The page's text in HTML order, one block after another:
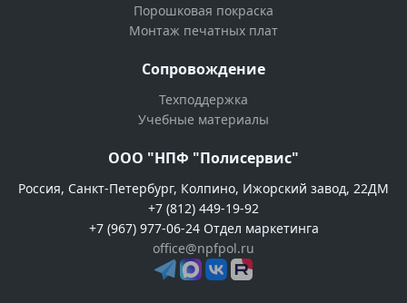
Порошковая покраска
Монтаж печатных плат
Сопровождение
Техподдержка
Учебные материалы
ООО "НПФ "Полисервис"
Россия, Санкт-Петербург, Колпино, Ижорский завод, 22ДМ
+7 (812) 449-19-92
+7 (967) 977-06-24 Отдел маркетинга
office@npfpol.ru